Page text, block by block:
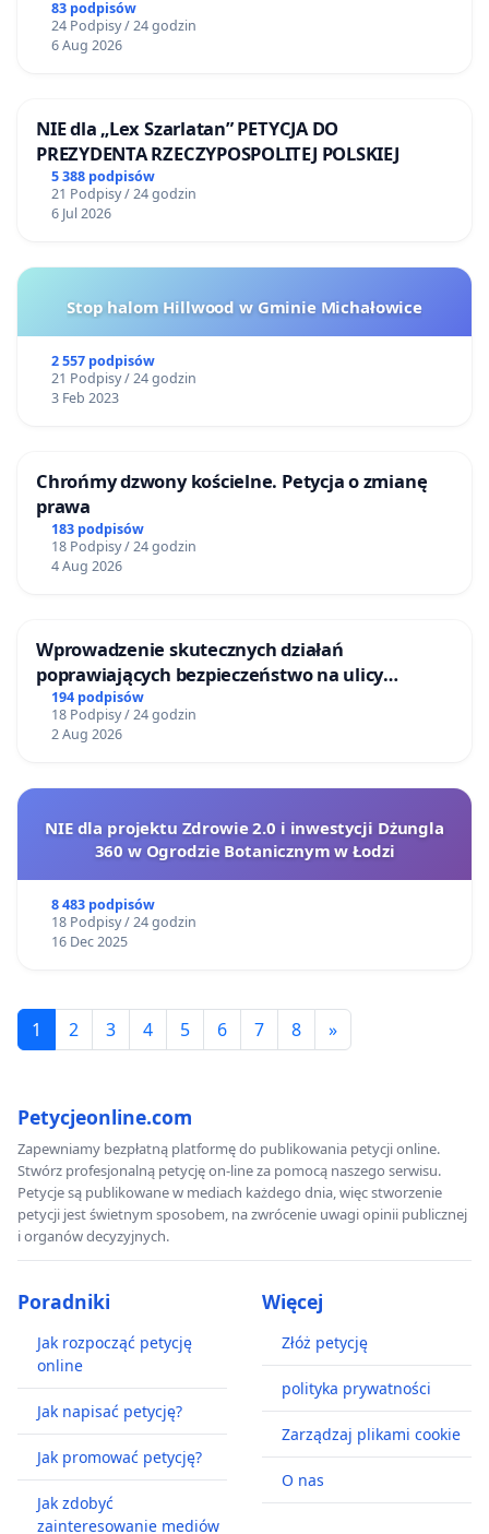
83 podpisów
24 Podpisy / 24 godzin
6 Aug 2026
NIE dla „Lex Szarlatan” PETYCJA DO
PREZYDENTA RZECZYPOSPOLITEJ POLSKIEJ
5 388 podpisów
21 Podpisy / 24 godzin
6 Jul 2026
Stop halom Hillwood w Gminie Michałowice
2 557 podpisów
21 Podpisy / 24 godzin
3 Feb 2023
Chrońmy dzwony kościelne. Petycja o zmianę
prawa
183 podpisów
18 Podpisy / 24 godzin
4 Aug 2026
Wprowadzenie skutecznych działań
poprawiających bezpieczeństwo na ulicy
Żeromskiego w Otwocku
194 podpisów
18 Podpisy / 24 godzin
2 Aug 2026
NIE dla projektu Zdrowie 2.0 i inwestycji Dżungla
360 w Ogrodzie Botanicznym w Łodzi
8 483 podpisów
18 Podpisy / 24 godzin
16 Dec 2025
1 2 3 4 5 6 7 8 »
Petycjeonline.com
Zapewniamy bezpłatną platformę do publikowania petycji online.
Stwórz profesjonalną petycję on-line za pomocą naszego serwisu.
Petycje są publikowane w mediach każdego dnia, więc stworzenie
petycji jest świetnym sposobem, na zwrócenie uwagi opinii publicznej
i organów decyzyjnych.
Poradniki
Jak rozpocząć petycję
online
Jak napisać petycję?
Jak promować petycję?
Jak zdobyć
zainteresowanie mediów
Więcej
Złóż petycję
polityka prywatności
Zarządzaj plikami cookie
O nas